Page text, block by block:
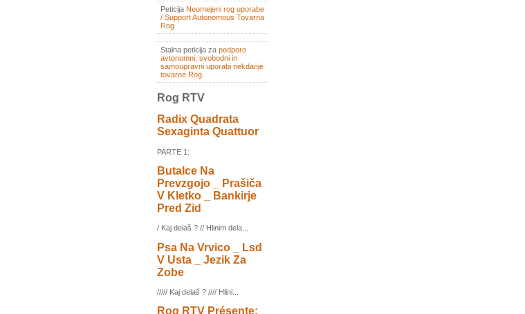
Peticija Neomejeni rog uporabe
/ Support Autonomous Tovarna
Rog
Stalna peticija za podporo
avtonomni, svobodni in
samoupravni uporabi nekdanje
tovarne Rog
Rog RTV
Radix Quadrata
Sexaginta Quattuor
PARTE 1:
Butalce Na
Prevzgojo _ Prašiča
V Kletko _ Bankirje
Pred Zid
/ Kaj delaš ? // Hlinim dela...
Psa Na Vrvico _ Lsd
V Usta _ Jezik Za
Zobe
///// Kaj delaš ? //// Hlini...
Rog RTV Présente: